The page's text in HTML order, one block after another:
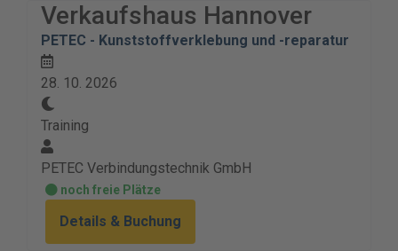
Verkaufshaus Hannover
PETEC - Kunststoffverklebung und -reparatur
28. 10. 2026
Training
PETEC Verbindungstechnik GmbH
noch freie Plätze
Details & Buchung